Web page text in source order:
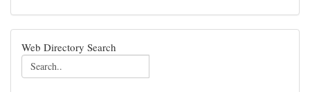
Web Directory Search